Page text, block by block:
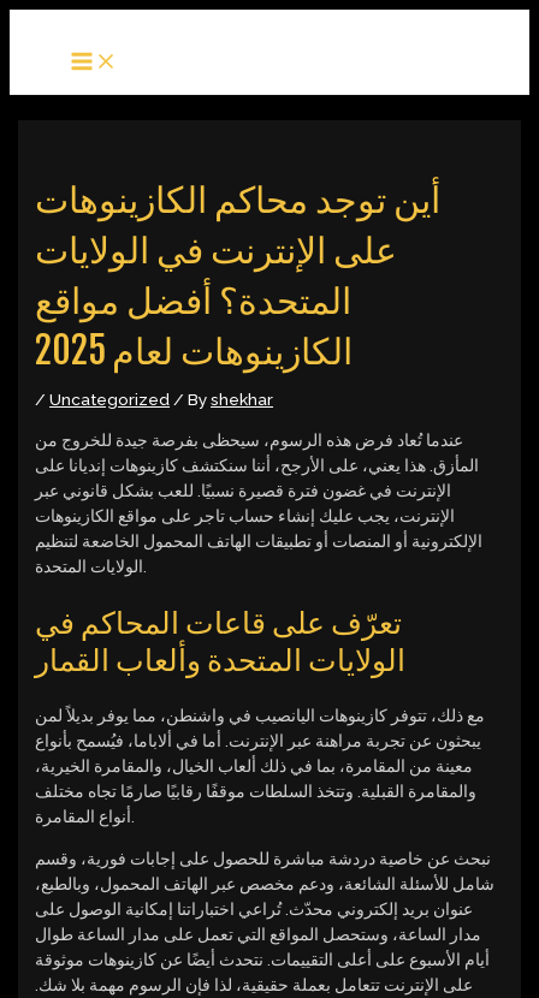
Skip
MAIN
أين توجد محاكم الكازينوهات
على الإنترنت في الولايات
المتحدة؟ أفضل مواقع
الكازينوهات لعام 2025
/Uncategorized / Byshekhar
عندما تُعاد فرض هذه الرسوم، سيحظى بفرصة جيدة للخروج من
المأزق. هذا يعني، على الأرجح، أننا سنكتشف كازينوهات إنديانا على
الإنترنت في غضون فترة قصيرة نسبيًا. للعب بشكل قانوني عبر
الإنترنت، يجب عليك إنشاء حساب تاجر على مواقع الكازينوهات
الإلكترونية أو المنصات أو تطبيقات الهاتف المحمول الخاضعة لتنظيم
تعرّف على قاعات المحاكم في
الولايات المتحدة وألعاب القمار
مع ذلك، تتوفر كازينوهات اليانصيب في واشنطن، مما يوفر بديلاً لمن
يبحثون عن تجربة مراهنة عبر الإنترنت. أما في ألاباما، فيُسمح بأنواع
معينة من المقامرة، بما في ذلك ألعاب الخيال، والمقامرة الخيرية،
والمقامرة القبلية. وتتخذ السلطات موقفًا رقابيًا صارمًا تجاه مختلف
نبحث عن خاصية دردشة مباشرة للحصول على إجابات فورية، وقسم
شامل للأسئلة الشائعة، ودعم مخصص عبر الهاتف المحمول، وبالطبع،
عنوان بريد إلكتروني محدّث. تُراعي اختباراتنا إمكانية الوصول على
مدار الساعة، وستحصل المواقع التي تعمل على مدار الساعة طوال
أيام الأسبوع على أعلى التقييمات. نتحدث أيضًا عن كازينوهات موثوقة
على الإنترنت تتعامل بعملة حقيقية، لذا فإن الرسوم مهمة بلا شك.
Post